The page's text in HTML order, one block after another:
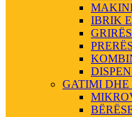
IBRIK
GATIMI DHE